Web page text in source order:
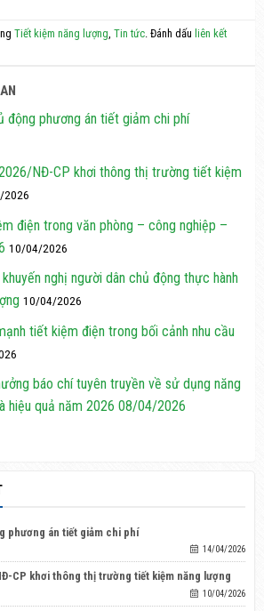
Tiết kiệm năng lượng Tin tức. Đánh dấu liên kết
động phương án tiết giảm chi phí
NĐ-CP khơi thông thị trường tiết kiệm
2026
điện trong văn phòng – công nghiệp –
10/04/2026
nghị người dân chủ động thực hành
10/04/2026
tiết kiệm điện trong bối cảnh nhu cầu
báo chí tuyên truyền về sử dụng năng
hiệu quả năm 2026 08/04/2026
phương án tiết giảm chi phí
14/04/2026
CP khơi thông thị trường tiết kiệm năng lượng
10/04/2026